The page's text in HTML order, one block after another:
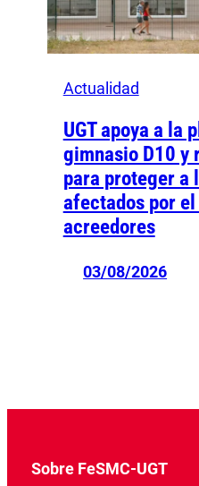
Actualidad
UGT apoya a la
gimnasio D10 y
para proteger a
afectados por
acreedores
03/08/2026
Sobre FeSMC-UGT